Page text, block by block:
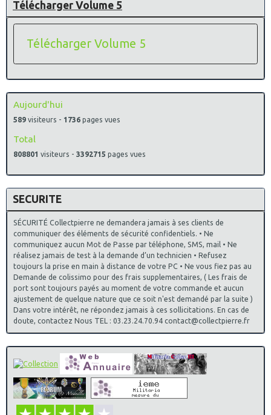
Télécharger Volume 5
Télécharger Volume 5
Aujourd'hui
589 visiteurs - 1736 pages vues
Total
808801 visiteurs - 3392715 pages vues
SECURITE
SÉCURITÉ Collectpierre ne demandera jamais à ses clients de
communiquer des éléments de sécurité confidentiels. • Ne
communiquez aucun Mot de Passe par téléphone, SMS, mail • Ne
réalisez jamais de test à la demande d’un technicien • Refusez
toujours la prise en main à distance de votre PC • Ne vous fiez pas au
Demande de colissimo pour des frais supplementaires, ( Les frais de
port sont toujours payés au moment de votre commande et aucun
ajustement de quelque nature que ce soit n'est demandé par la suite )
Dans votre intérêt, ne répondez jamais à ces sollicitations. En cas de
doute, contactez Nous TEL : 03.23.24.70.94 contact@collectpierre.fr